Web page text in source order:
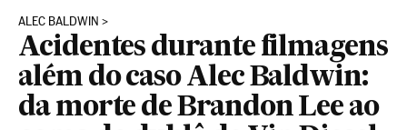
ALEC BALDWIN
Acidentes durante filmagens
além do caso Alec Baldwin:
da morte de Brandon Lee ao